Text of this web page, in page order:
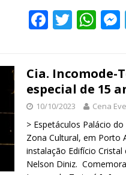
F
ac
b
o
o
k
T
w
er
W
h
s
A
p
p
Cia. Incomode-
especial de 15
10/10/2023 Cena
> Espetáculos Palácio
Zona Cultural, em Porto
instalação Edifício
Nelson Diniz.